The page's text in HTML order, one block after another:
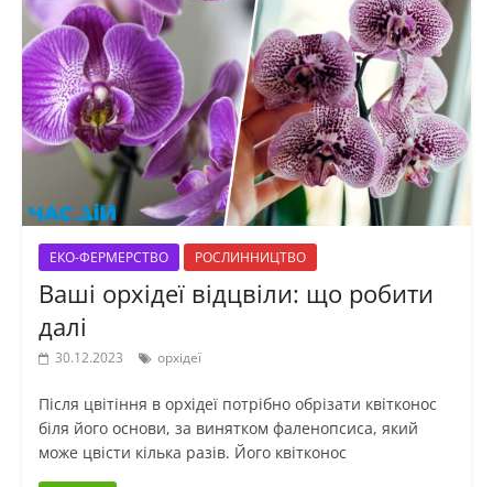
ЕКО-ФЕРМЕРСТВО РОСЛИННИЦТВО
Ваші орхідеї відцвіли: що робити
далі
30.12.2023 орхідеї
Після цвітіння в орхідеї потрібно обрізати квітконос
біля його основи, за винятком фаленопсиса, який
може цвісти кілька разів. Його квітконос